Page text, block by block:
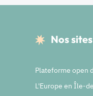
Nos sites
Plateforme open
L'Europe en Île-